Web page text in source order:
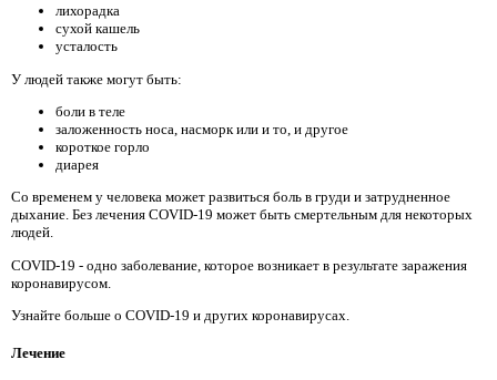
лихорадка
сухой кашель
усталость
У людей также могут быть:
боли в теле
заложенность носа, насморк или и то, и другое
короткое горло
диарея
Со временем у человека может развиться боль в груди и затрудненное
дыхание. Без лечения COVID-19 может быть смертельным для некоторых
людей.
COVID-19 - одно заболевание, которое возникает в результате заражения
коронавирусом.
Узнайте больше о COVID-19 и других коронавирусах.
Лечение